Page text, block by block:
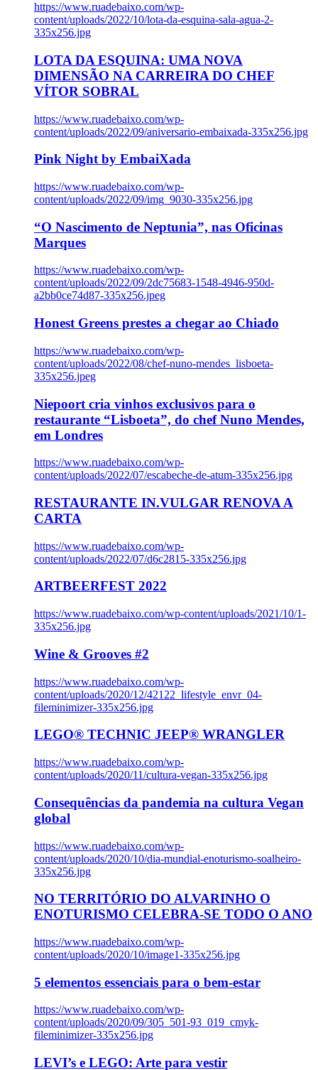
https://www.ruadebaixo.com/wp-
content/uploads/2022/10/lota-da-esquina-sala-agua-2-
335x256.jpg
LOTA DA ESQUINA: UMA NOVA
DIMENSÃO NA CARREIRA DO CHEF
VÍTOR SOBRAL
https://www.ruadebaixo.com/wp-
content/uploads/2022/09/aniversario-embaixada-335x256.jpg
Pink Night by EmbaiXada
https://www.ruadebaixo.com/wp-
content/uploads/2022/09/img_9030-335x256.jpg
“O Nascimento de Neptunia”, nas Oficinas
Marques
https://www.ruadebaixo.com/wp-
content/uploads/2022/09/2dc75683-1548-4946-950d-
a2bb0ce74d87-335x256.jpeg
Honest Greens prestes a chegar ao Chiado
https://www.ruadebaixo.com/wp-
content/uploads/2022/08/chef-nuno-mendes_lisboeta-
335x256.jpeg
Niepoort cria vinhos exclusivos para o
restaurante “Lisboeta”, do chef Nuno Mendes,
em Londres
https://www.ruadebaixo.com/wp-
content/uploads/2022/07/escabeche-de-atum-335x256.jpg
RESTAURANTE IN.VULGAR RENOVA A
CARTA
https://www.ruadebaixo.com/wp-
content/uploads/2022/07/d6c2815-335x256.jpg
ARTBEERFEST 2022
https://www.ruadebaixo.com/wp-content/uploads/2021/10/1-
335x256.jpg
Wine & Grooves #2
https://www.ruadebaixo.com/wp-
content/uploads/2020/12/42122_lifestyle_envr_04-
fileminimizer-335x256.jpg
LEGO® TECHNIC JEEP® WRANGLER
https://www.ruadebaixo.com/wp-
content/uploads/2020/11/cultura-vegan-335x256.jpg
Consequências da pandemia na cultura Vegan
global
https://www.ruadebaixo.com/wp-
content/uploads/2020/10/dia-mundial-enoturismo-soalheiro-
335x256.jpg
NO TERRITÓRIO DO ALVARINHO O
ENOTURISMO CELEBRA-SE TODO O ANO
https://www.ruadebaixo.com/wp-
content/uploads/2020/10/image1-335x256.jpg
5 elementos essenciais para o bem-estar
https://www.ruadebaixo.com/wp-
content/uploads/2020/09/305_501-93_019_cmyk-
fileminimizer-335x256.jpg
LEVI’s e LEGO: Arte para vestir